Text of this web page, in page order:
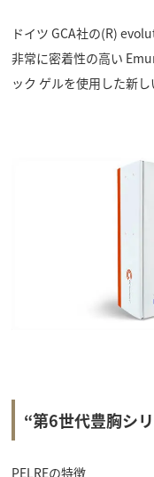
ドイツ GCA社の(R)
非常に密着性の高い
ック ゲルを使用した新
“第6世代豊胸シ
PELREの特徴